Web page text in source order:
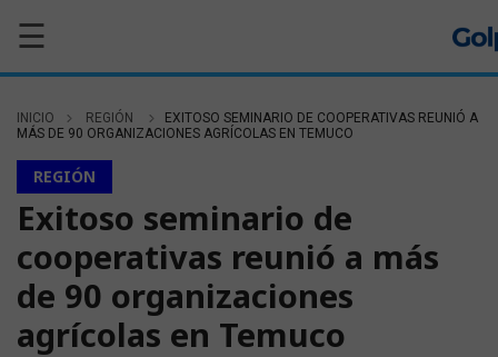
☰
INICIO REGIÓN
EXITOSO SEMINARIO DE COOPERATIVAS REUNIÓ A
MÁS DE 90 ORGANIZACIONES AGRÍCOLAS EN TEMUCO
REGIÓN
Exitoso seminario de
cooperativas reunió a más
de 90 organizaciones
agrícolas en Temuco